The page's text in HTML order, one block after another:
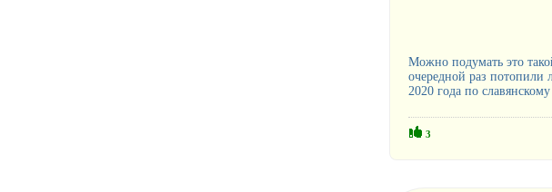
Можно подумать это
очередной раз потопили
2020 года по
3